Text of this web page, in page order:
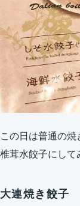
この日は普通の
椎茸水餃子にして
大連焼き餃子